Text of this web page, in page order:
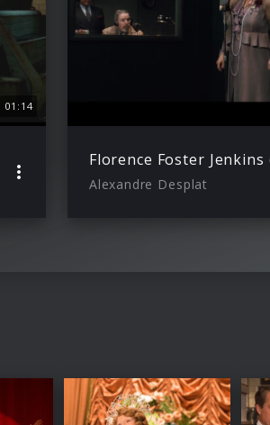
01:14
Florence Foster
Alexandre Desplat